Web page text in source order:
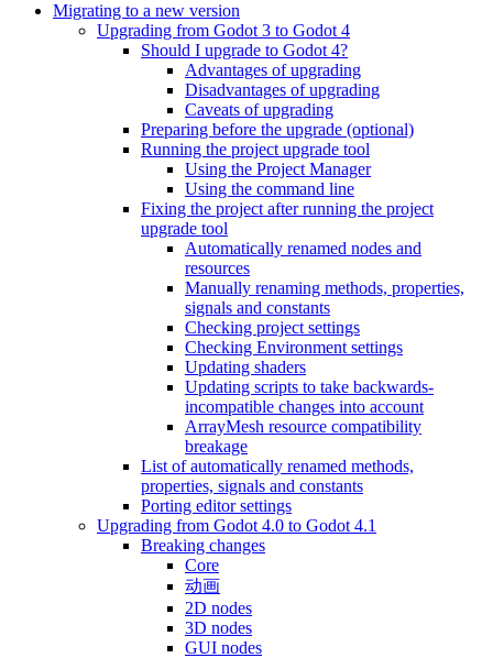
Migrating to a new version
Upgrading from Godot 3 to Godot 4
Should I upgrade to Godot 4?
Advantages of upgrading
Disadvantages of upgrading
Caveats of upgrading
Preparing before the upgrade (optional)
Running the project upgrade tool
Using the Project Manager
Using the command line
Fixing the project after running the project
upgrade tool
Automatically renamed nodes and
resources
Manually renaming methods, properties,
signals and constants
Checking project settings
Checking Environment settings
Updating shaders
Updating scripts to take backwards-
incompatible changes into account
ArrayMesh resource compatibility
breakage
List of automatically renamed methods,
properties, signals and constants
Porting editor settings
Upgrading from Godot 4.0 to Godot 4.1
Breaking changes
Core
动画
2D nodes
3D nodes
GUI nodes